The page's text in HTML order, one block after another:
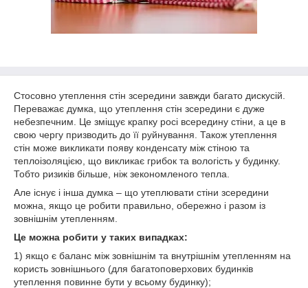
Стосовно утеплення стін зсередини завжди багато дискусій.
Переважає думка, що утеплення стін зсередини є дуже
небезпечним. Це зміщує крапку росі всередину стіни, а це в
свою чергу призводить до її руйнування. Також утеплення
стін може викликати появу конденсату між стіною та
теплоізоляцією, що викликає грибок та вологість у будинку.
Тобто ризиків більше, ніж зекономленого тепла.
Але існує і інша думка – що утеплювати стіни зсередини
можна, якщо це робити правильно, обережно і разом із
зовнішнім утепленням.
Це можна робити у таких випадках:
1) якщо є баланс між зовнішнім та внутрішнім утепленням на
користь зовнішнього (для багатоповерхових будинків
утеплення повинне бути у всьому будинку);